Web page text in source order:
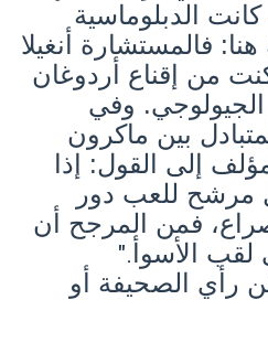
الدبلوماسية
هنا: فالمستشارة أنغيلا
من إقناع أردوغان
وفي
بين ماكرون
إلى القول: إذا
مرشح للعب دور
فمن المرجح أن
الأسوأ ".
رأي الصحيفة أو